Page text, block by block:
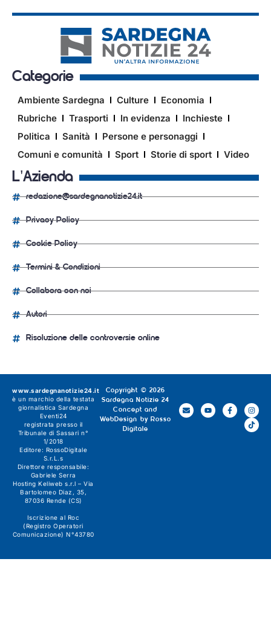
Categorie
Ambiente Sardegna Culture
Economia
Rubriche
Trasporti In evidenza
Inchieste
Politica
Sanità
Persone e personaggi
Comuni e comunità
Sport Storie di sport Video
L'Azienda
redazione@sardegnanotizie24.it
Privacy Policy
Cookie Policy
Termini & Condizioni
Collabora con noi
Autori
Risoluzione delle controversie online
Copyright © 2026
Sardegna Notizie 24
Concept and
WebDesign by Rosso
Digitale
www.sardegnanotizie24.it
è un marchio della testata
giornalistica Sardegna
Eventi24
registrata presso il
Tribunale di Sassari n°
1/2018
Editore: RossoDigitale
S.r.L.s
Direttore responsabile:
Gabriele Serra
Hosting Keliweb s.r.l – Via
Bartolomeo Diaz, 35,
87036 Rende (CS)
Iscrizione al Roc
(Registro Operatori
Comunicazione) N°43780